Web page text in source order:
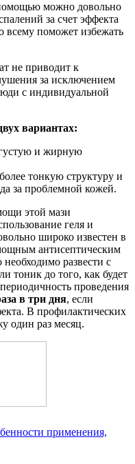
можно довольно
за счет эффекта
всему поможет избежать
не приводит к
за исключением
с индивидуальной
вариантах:
и жирную
тонкую структуру и
за проблемной кожей.
этой мази
геля и
широко известен в
антисептическим
развести с
тоник до того, как будет
проведения
в три дня, если
В профилактических
один раз месяц.
применения,